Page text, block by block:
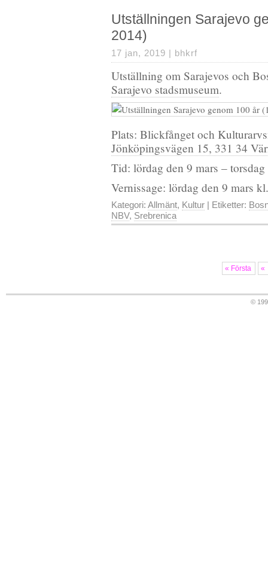
Utställningen Sarajevo
2014)
17 jan, 2019 | bhkrf
Utställning om Sarajevos och
Sarajevo stadsmuseum.
Plats: Blickfånget och
Jönköpingsvägen 15, 331 34
Tid: lördag den 9 mars –
Vernissage: lördag den 9 mars
Kategori: Allmänt, Kultur | Etiketter:
NBV, Srebrenica
« Första «
©